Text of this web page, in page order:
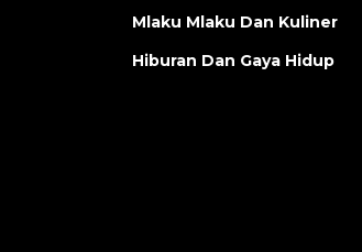
Mlaku Mlaku Dan Kuliner
Hiburan Dan Gaya Hidup